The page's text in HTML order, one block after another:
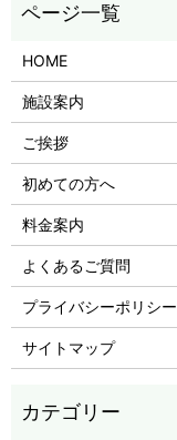
HOME
施設案内
ご挨拶
初めての方へ
料金案内
よくあるご質問
プライバシーポリシー
サイトマップ